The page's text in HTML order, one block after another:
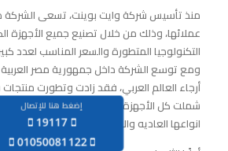
منذ تأسيس شركة وايت بوينت، تسعى الشركة
عملائها، وذلك من خلال تصنيع جميع الأجهزة
التكنولوجيا المتطورة والسعر المناسب لعدد
ومع توسع الشركة داخل جمهورية مصر
أرجاء العالم العربي، فقد زادت وتطورت
شملت كل الأجهزة المنزلية من شفاطات،
انواعها العاديه والاوتوماتيك والنصف اتوماتيك.
إضغط هنا للإتصال
19117
‪01050081122‬‏